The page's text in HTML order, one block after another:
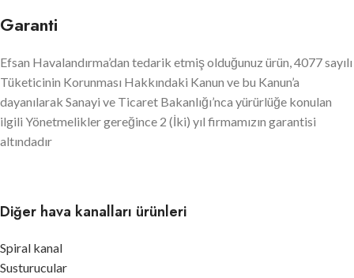
Garanti
Efsan Havalandırma’dan tedarik etmiş olduğunuz ürün, 4077 sayılı
Tüketicinin Korunması Hakkındaki Kanun ve bu Kanun’a
dayanılarak Sanayi ve Ticaret Bakanlığı’nca yürürlüğe konulan
ilgili Yönetmelikler gereğince 2 (İki) yıl firmamızın garantisi
altındadır
Diğer hava kanalları ürünleri
Spiral kanal
Susturucular